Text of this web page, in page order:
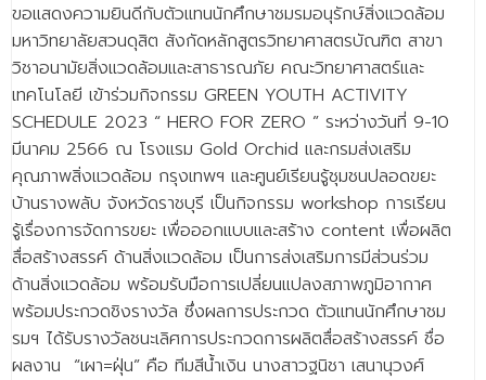
ขอแสดงความยินดีกับตัวแทนนักศึกษาชมรมอนุรักษ์สิ่งแวดล้อม
มหาวิทยาลัยสวนดุสิต สังกัดหลักสูตรวิทยาศาสตรบัณฑิต สาขา
วิชาอนามัยสิ่งแวดล้อมและสาธารณภัย คณะวิทยาศาสตร์และ
เทคโนโลยี เข้าร่วมกิจกรรม GREEN YOUTH ACTIVITY
SCHEDULE 2023 “ HERO FOR ZERO ” ระหว่างวันที่ 9-10
มีนาคม 2566 ณ โรงแรม Gold Orchid และกรมส่งเสริม
คุณภาพสิ่งแวดล้อม กรุงเทพฯ และศูนย์เรียนรู้ชุมชนปลอดขยะ
บ้านรางพลับ จังหวัดราชบุรี เป็นกิจกรรม workshop การเรียน
รู้เรื่องการจัดการขยะ เพื่อออกแบบและสร้าง content เพื่อผลิต
สื่อสร้างสรรค์ ด้านสิ่งแวดล้อม เป็นการส่งเสริมการมีส่วนร่วม
ด้านสิ่งแวดล้อม พร้อมรับมือการเปลี่ยนแปลงสภาพภูมิอากาศ
พร้อมประกวดชิงรางวัล ซึ่งผลการประกวด ตัวแทนนักศึกษาชม
รมฯ ได้รับรางวัลชนะเลิศการประกวดการผลิตสื่อสร้างสรรค์ ชื่อ
ผลงาน “เผา=ฝุ่น” คือ ทีมสีน้ำเงิน นางสาวฐนิชา เสนานุวงศ์